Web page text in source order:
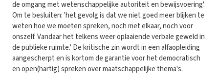
de omgang met wetenschappelijke autoriteit en bewijsvoering'.
Om te besluiten: 'het gevolg is dat we niet goed meer blijken te
weten hoe we moeten spreken, noch met elkaar, noch voor
onszelf. Vandaar het telkens weer oplaaiende verbale geweld in
de publieke ruimte.' De kritische zin wordt in een alfaopleiding
aangescherpt en is kortom de garantie voor het democratisch
en open(hartig) spreken over maatschappelijke thema's.